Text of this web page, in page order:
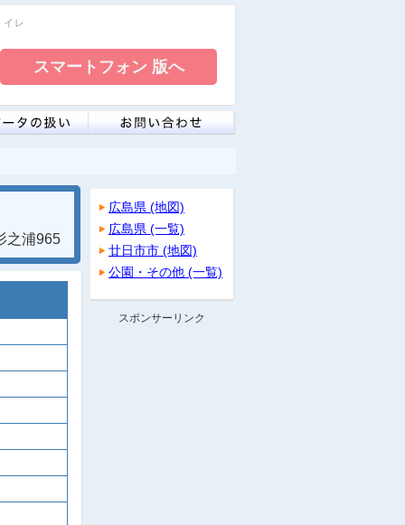
レ
之浦965
広島県 (地図)
広島県 (一覧)
廿日市市 (地図)
公園・その他 (一覧)
スポンサーリンク